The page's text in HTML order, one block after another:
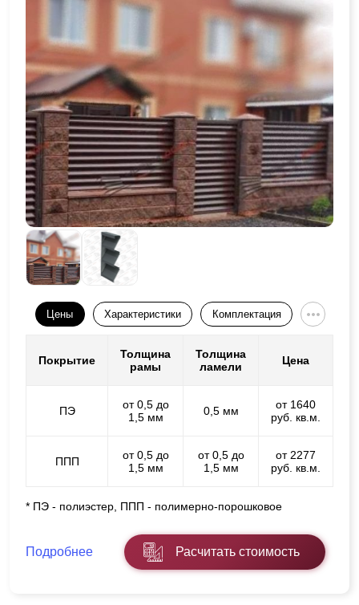
Цены Характеристики Комплектация
Покрытие
Толщина
рамы
Толщина
ламели
Цена
ПЭ
от 0,5 до
1,5 мм
0,5 мм
от 1640
руб. кв.м.
ППП
от 0,5 до
1,5 мм
от 0,5 до
1,5 мм
от 2277
руб. кв.м.
* ПЭ - полиэстер, ППП - полимерно-порошковое
Подробнее Расчитать стоимость